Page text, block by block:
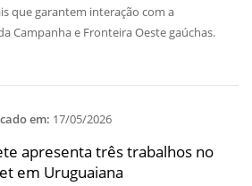
que garantem interação com a
Campanha e Fronteira Oeste gaúchas.
em: 17/05/2026
apresenta três trabalhos no
em Uruguaiana